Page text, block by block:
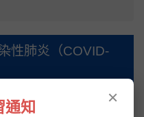
性肺炎（COVID-
×
通知